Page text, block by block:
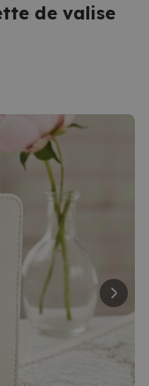
plus de 1.900
28.500
exemplaires
plus de 2.400
vendus
plus de
19.400
de valise